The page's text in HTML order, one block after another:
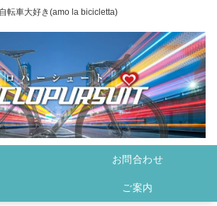
自転車大好き(amo la bicicletta)
お問合わせ
ご案内